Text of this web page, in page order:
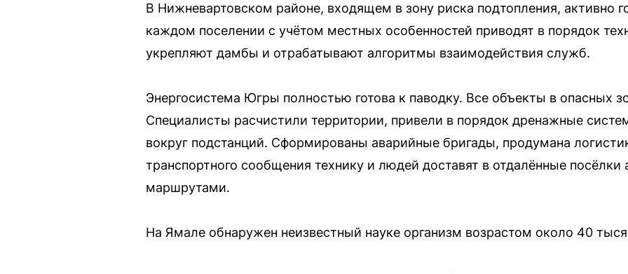
В Нижневартовском районе, входящем в зону риска подтопления, активно
каждом поселении с учётом местных особенностей приводят в порядок
укрепляют дамбы и отрабатывают алгоритмы взаимодействия служб.
Энергосистема Югры полностью готова к паводку. Все объекты в опасных
Специалисты расчистили территории, привели в порядок дренажные
вокруг подстанций. Сформированы аварийные бригады, продумана
транспортного сообщения технику и людей доставят в отдалённые посёлки
маршрутами.
На Ямале обнаружен неизвестный науке организм возрастом около 40